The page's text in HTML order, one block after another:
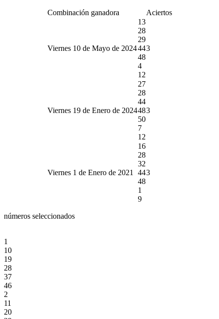
Combinación ganadora Aciertos
Viernes 10 de Mayo de 2024
13
28
29
44
48
4
12
3
Viernes 19 de Enero de 2024
27
28
44
48
50
7
12
3
Viernes 1 de Enero de 2021
16
28
32
44
48
1
9
3
números seleccionados
1
10
19
28
37
46
2
11
20